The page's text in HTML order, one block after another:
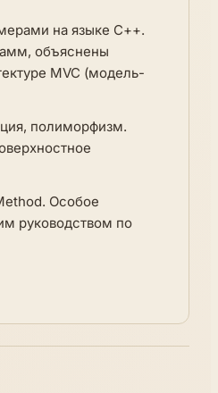
на языке С++.
объяснены
MVC (модель-
полиморфизм.
Особое
руководством по